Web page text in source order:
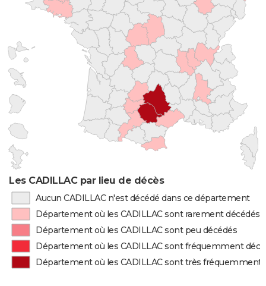
Les CADILLAC par lieu de décès
Aucun CADILLAC n'est décédé dans ce département
Département où les CADILLAC sont rarement décédés
Département où les CADILLAC sont peu décédés
Département où les CADILLAC sont fréquemment
Département où les CADILLAC sont très fréquemment